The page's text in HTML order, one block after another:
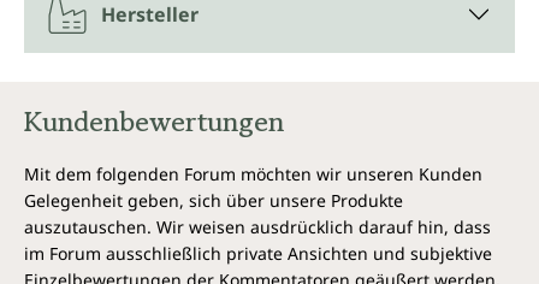
Hersteller
Kundenbewertungen
Mit dem folgenden Forum möchten wir unseren Kunden
Gelegenheit geben, sich über unsere Produkte
auszutauschen. Wir weisen ausdrücklich darauf hin, dass
im Forum ausschließlich private Ansichten und subjektive